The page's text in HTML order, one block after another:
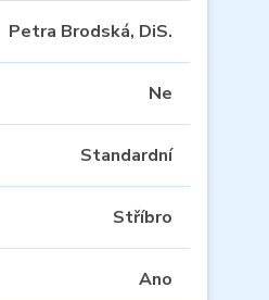
Petra Brodská, DiS.
Ne
Standardní
Stříbro
Ano